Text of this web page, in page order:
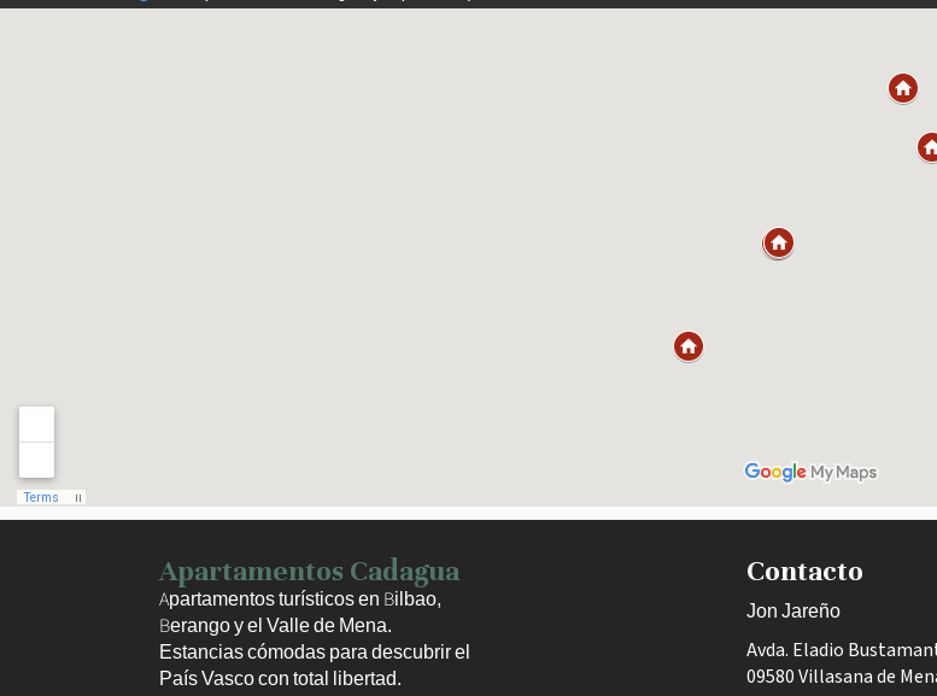
Apartamentos Cadagua
Apartamentos turísticos en Bilbao,
Berango y el Valle de Mena.
Estancias cómodas para descubrir el
País Vasco con total libertad.
Contacto
Jon Jareño
Avda. Eladio
09580 Villasana de